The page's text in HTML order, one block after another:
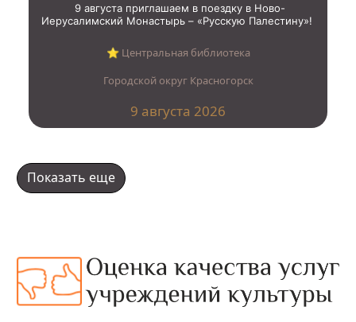
9 августа приглашаем в поездку в Ново-
Иерусалимский Монастырь – «Русскую Палестину»!
⭐︎ Центральная библиотека
Городской округ Красногорск
9 августа 2026
Показать еще